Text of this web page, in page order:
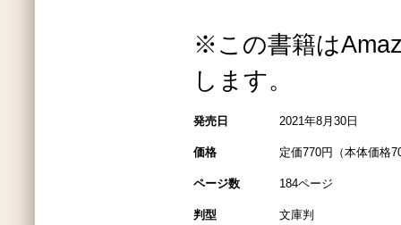
※この書籍は
します。
発売日 2021年8月30日
価格 定価770円（本体価格
ページ数 184ページ
判型 文庫判